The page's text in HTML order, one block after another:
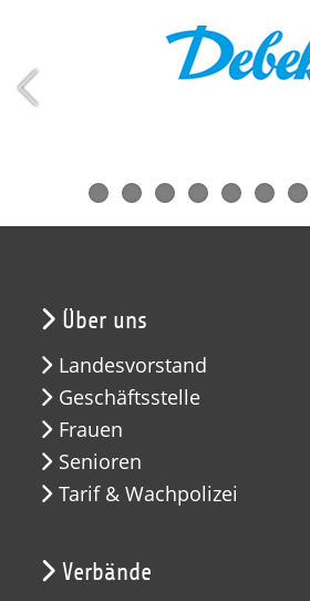
Über uns
Landesvorstand
Geschäftsstelle
Frauen
Senioren
Tarif & Wachpolizei
Verbände